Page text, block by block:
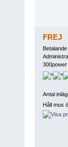
FREJ
300power
Antal
Håll mus